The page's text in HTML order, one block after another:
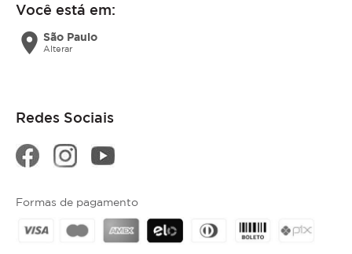
Você está em:
location_on São Paulo
Alterar
Redes Sociais
Formas de pagamento